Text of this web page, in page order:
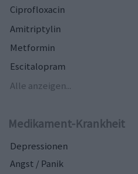
Ciprofloxacin
Amitriptylin
Metformin
Escitalopram
Alle anzeigen...
Medikament-Krankheit
Depressionen
Angst / Panik